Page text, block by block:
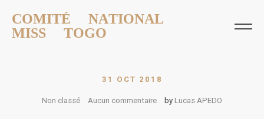
COMITÉ NATIONAL
MISS TOGO
31 OCT 2018
Non classé Aucun commentaire by Lucas APEDO